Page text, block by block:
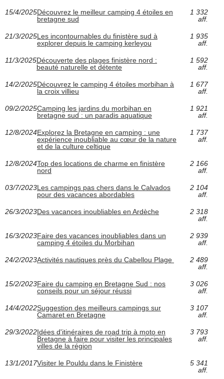
15/4/2025Découvrez le meilleur camping 4 étoiles en
bretagne sud
1 332
aff.
21/3/2025Les incontournables du finistère sud à
explorer depuis le camping kerleyou
1 935
aff.
11/3/2025Découverte des plages finistère nord :
beauté naturelle et détente
1 592
aff.
14/2/2025Découvrez le camping 4 étoiles morbihan à
la croix villieu
1 677
aff.
09/2/2025Camping les jardins du morbihan en
bretagne sud : un paradis aquatique
1 921
aff.
12/8/2024Explorez la Bretagne en camping : une
expérience inoubliable au cœur de la nature
et de la culture celtique
1 737
aff.
12/8/2024Top des locations de charme en finistère
nord
2 166
aff.
03/7/2023Les campings pas chers dans le Calvados
pour des vacances abordables
2 104
aff.
26/3/2023Des vacances inoubliables en Ardèche
2 318
aff.
16/3/2023Faire des vacances inoubliables dans un
camping 4 étoiles du Morbihan
2 939
aff.
24/2/2023Activités nautiques près du Cabellou Plage
2 489
aff.
15/2/2023Faire du camping en Bretagne Sud : nos
conseils pour un séjour réussi
3 026
aff.
14/4/2022Suggestion des meilleurs campings sur
Camaret en Bretagne
3 107
aff.
29/3/2022Idées d'itinéraires de road trip à moto en
Bretagne à faire pour visiter les principales
villes de la région
3 793
aff.
13/1/2017Visiter le Pouldu dans le Finistère
5 341
aff.